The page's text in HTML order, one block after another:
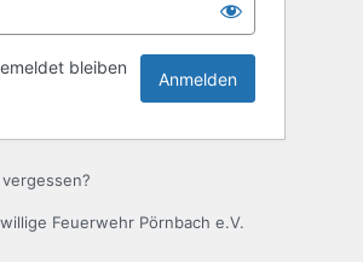
bleiben
Feuerwehr Pörnbach e.V.